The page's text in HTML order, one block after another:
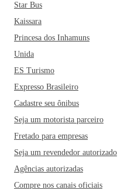
Star Bus
Kaissara
Princesa dos Inhamuns
Unida
ES Turismo
Expresso Brasileiro
Cadastre seu ônibus
Seja um motorista parceiro
Fretado para empresas
Seja um revendedor autorizado
Agências autorizadas
Compre nos canais oficiais